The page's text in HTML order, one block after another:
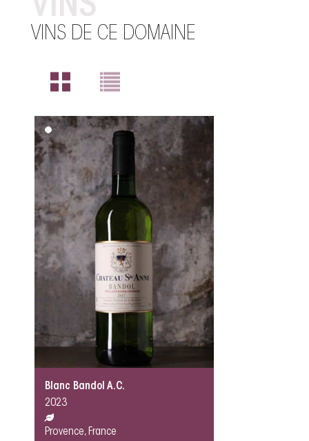
VINS
VINS DE CE DOMAINE
Blanc Bandol A.C.
2023
Provence, France